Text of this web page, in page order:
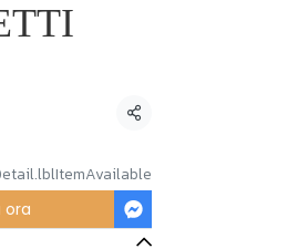
Condividi
ora